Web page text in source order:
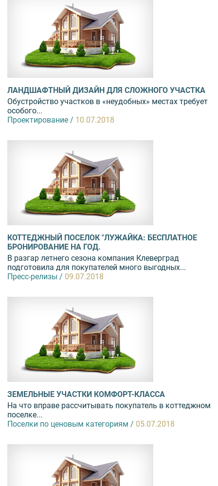
ЛАНДШАФТНЫЙ ДИЗАЙН ДЛЯ СЛОЖНОГО УЧАСТКА
Обустройство участков в «неудобных» местах требует
особого...
Проектирование / 10.07.2018
КОТТЕДЖНЫЙ ПОСЕЛОК "ЛУЖАЙКА: БЕСПЛАТНОЕ
БРОНИРОВАНИЕ НА ГОД.
В разгар летнего сезона компания Клеверград
подготовила для покупателей много выгодных...
Пресс-релизы / 09.07.2018
ЗЕМЕЛЬНЫЕ УЧАСТКИ КОМФОРТ-КЛАССА
На что вправе рассчитывать покупатель в коттеджном
поселке...
Поселки по ценовым категориям / 05.07.2018